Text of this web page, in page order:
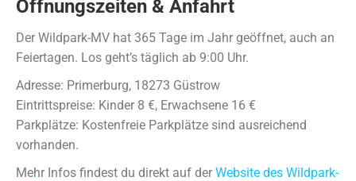
Öffnungszeiten & Anfahrt
Der Wildpark-MV hat 365 Tage im Jahr geöffnet, auch an
Feiertagen. Los geht’s täglich ab 9:00 Uhr.
Adresse: Primerburg, 18273 Güstrow
Eintrittspreise: Kinder 8 €, Erwachsene 16 €
Parkplätze: Kostenfreie Parkplätze sind ausreichend
vorhanden.
Mehr Infos findest du direkt auf der Website des Wildpark-